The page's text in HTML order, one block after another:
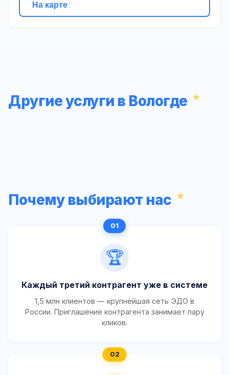
На карте
Другие услуги в Вологде
Почему выбирают нас
🏆
Каждый третий контрагент уже в системе
1,5 млн клиентов — крупнейшая сеть ЭДО в
России. Приглашение контрагента занимает пару
кликов.